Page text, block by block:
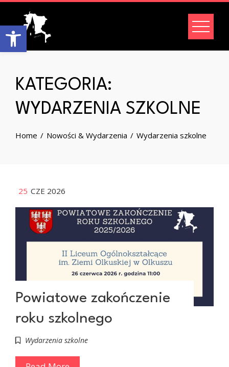
Open toolbar
content
KATEGORIA:
WYDARZENIA SZKOLNE
Home Nowości & Wydarzenia Wydarzenia szkolne
25 CZE 2026
Powiatowe zakończenie
roku szkolnego
Wydarzenia szkolne